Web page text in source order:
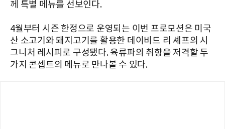
께 특별 메뉴를 선보인다.
4월부터 시즌 한정으로 운영되는 이번 프로모션은 미국
산 소고기와 돼지고기를 활용한 데이비드 리 셰프의 시
그니처 레시피로 구성됐다. 육류파의 취향을 저격할 두
가지 콘셉트의 메뉴로 만나볼 수 있다.